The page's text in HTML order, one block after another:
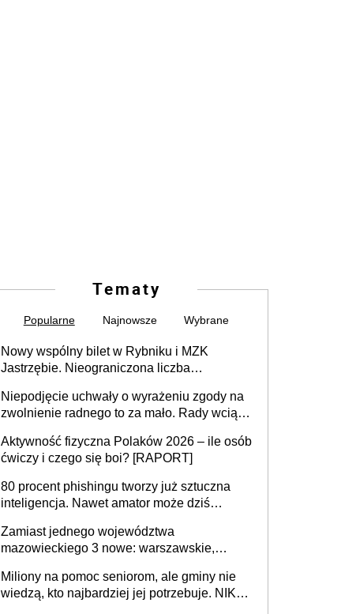
Tematy
Popularne Najnowsze Wybrane
Nowy wspólny bilet w Rybniku i MZK
Jastrzębie. Nieograniczona liczba
Niepodjęcie uchwały o wyrażeniu zgody na
zwolnienie radnego to za mało. Rady wciąż
rozstrzygać sprawy
Aktywność fizyczna Polaków 2026 – ile osób
ćwiczy i czego się boi? [RAPORT]
80 procent phishingu tworzy już sztuczna
inteligencja. Nawet amator może dziś
Zamiast jednego województwa
mazowieckiego 3 nowe: warszawskie,
Europie nie ma tak dużych jednostek
stołecznych
Miliony na pomoc seniorom, ale gminy nie
wiedzą, kto najbardziej jej potrzebuje. NIK